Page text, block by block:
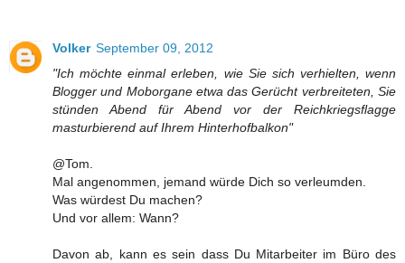
Volker September 09, 2012
"Ich möchte einmal erleben, wie Sie sich verhielten, wenn
Blogger und Moborgane etwa das Gerücht verbreiteten, Sie
stünden Abend für Abend vor der Reichkriegsflagge
masturbierend auf Ihrem Hinterhofbalkon"
@Tom.
Mal angenommen, jemand würde Dich so verleumden.
Was würdest Du machen?
Und vor allem: Wann?
Davon ab, kann es sein dass Du Mitarbeiter im Büro des